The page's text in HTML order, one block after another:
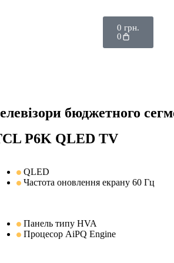
0 грн.
0
бюджетного
P6K QLED TV
QLED
Частота оновлення екрану 60 Гц
Панель типу HVA
Процесор AiPQ Engine